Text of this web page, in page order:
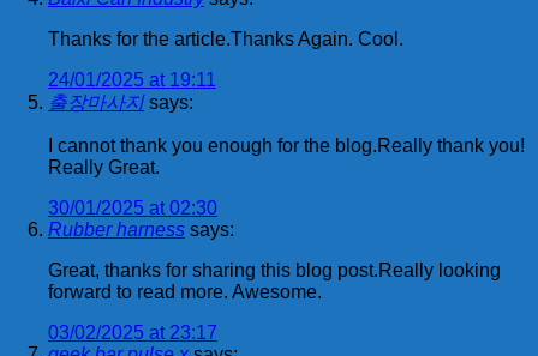
Thanks for the article.Thanks Again. Cool.
24/01/2025 at 19:11
출장마사지 says:
I cannot thank you enough for the blog.Really thank you!
Really Great.
30/01/2025 at 02:30
Rubber harness says:
Great, thanks for sharing this blog post.Really looking
forward to read more. Awesome.
03/02/2025 at 23:17